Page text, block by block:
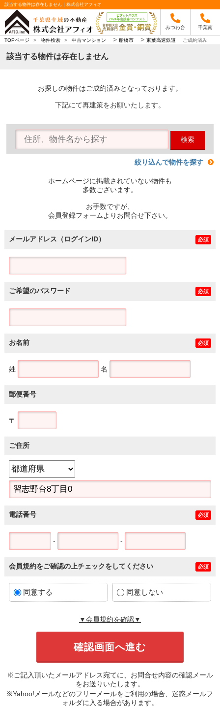
該当する物件は存在しません｜株式会社アフィオ
みつわ台 千葉南
TOPページ > 物件検索 > 中古マンション > 船橋市 > 東葉高速鉄道 ご成約済み
該当する物件は存在しません
お探しの物件はご成約済みとなっております。
下記にて再建策をお願いたします。
検索
絞り込んで物件を探す
ホームページに掲載されていない物件も
多数ございます。
お手数ですが、
会員登録フォームよりお問合せ下さい。
メールアドレス（ログインID） 必須
ご希望のパスワード 必須
お名前 必須
姓 名
郵便番号
〒
ご住所
電話番号 必須
- -
会員規約をご確認の上チェックをしてください 必須
同意する 同意しない
▼会員規約を確認▼
※ご記入頂いたメールアドレス宛てに、お問合せ内容の確認メール
をお送りいたします。
※Yahoo!メールなどのフリーメールをご利用の場合、迷惑メールフ
ォルダに入る場合があります。